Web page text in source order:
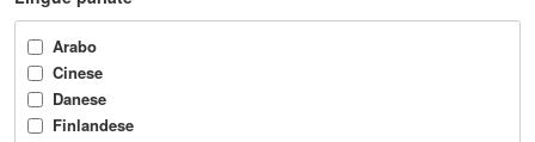
Terreni edificabili
Turistico
Arabo
Cinese
Danese
Finlandese